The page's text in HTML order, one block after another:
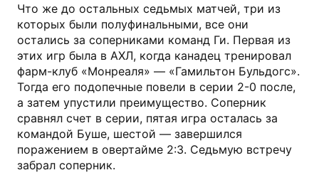
Что же до остальных седьмых матчей, три из
которых были полуфинальными, все они
остались за соперниками команд Ги. Первая из
этих игр была в АХЛ, когда канадец тренировал
фарм-клуб «Монреаля» — «Гамильтон Бульдогс».
Тогда его подопечные повели в серии 2-0 после,
а затем упустили преимущество. Соперник
сравнял счет в серии, пятая игра осталась за
командой Буше, шестой — завершился
поражением в овертайме 2:3. Седьмую встречу
забрал соперник.